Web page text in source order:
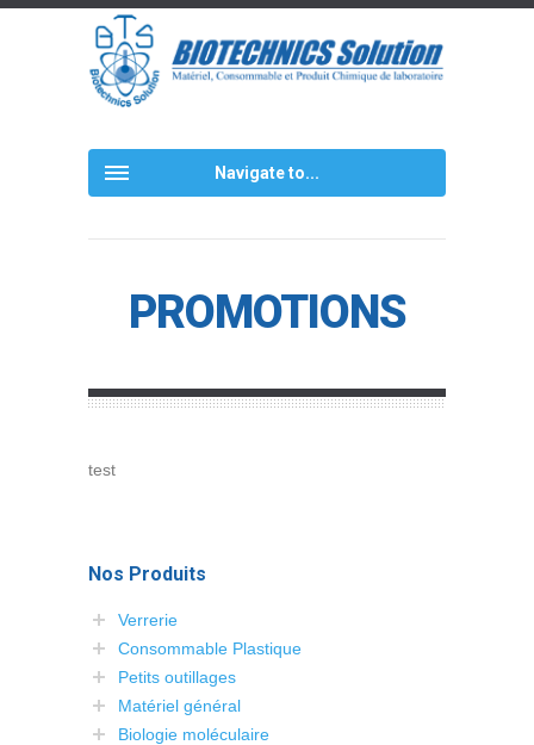
Navigate to...
PROMOTIONS
test
Nos Produits
Verrerie
Consommable Plastique
Petits outillages
Matériel général
Biologie moléculaire